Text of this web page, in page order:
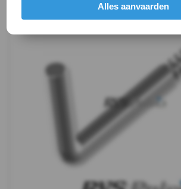
Alles aanvaarden